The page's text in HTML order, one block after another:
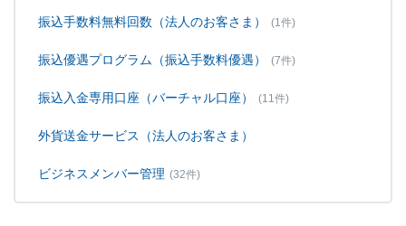
振込手数料無料回数（法人のお客さま） (1件)
振込優遇プログラム（振込手数料優遇） (7件)
振込入金専用口座（バーチャル口座） (11件)
外貨送金サービス（法人のお客さま）
ビジネスメンバー管理 (32件)